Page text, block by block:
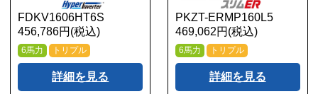
FDKV1606HT6S
456,786円(税込)
6馬力 トリプル
詳細を見る
PKZT-ERMP160L5
469,062円(税込)
6馬力 トリプル
詳細を見る